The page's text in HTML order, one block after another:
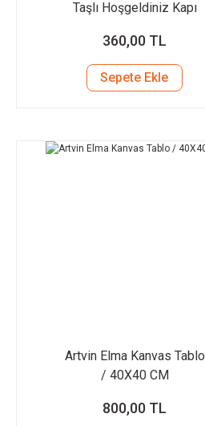
Taşlı Hoşgeldiniz Kapı
360,00 TL
Sepete Ekle
Artvin Elma Kanvas Tablo
/ 40X40 CM
800,00 TL